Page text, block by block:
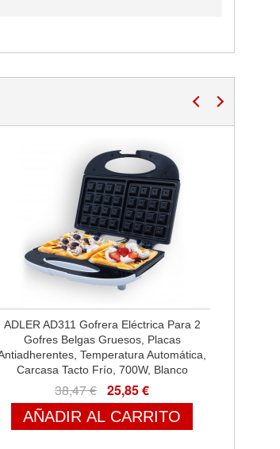
ADLER AD311 Gofrera Eléctrica Para 2
Gofres Belgas Gruesos, Placas
Temperatura Automática,
Carcasa Tacto Frío, 700W, Blanco
38,47 € 25,85 €
AÑADIR AL CARRITO